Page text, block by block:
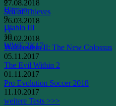
Hitman
9
Diablo III
10
WWE 2K17
27.08.2018
Sea of Thieves
26.03.2018
Fe
20.02.2018
Wolfenstein II: The New Colossus
05.11.2017
The Evil Within 2
01.11.2017
Pro Evolution Soccer 2018
11.10.2017
weitere Tests >>>